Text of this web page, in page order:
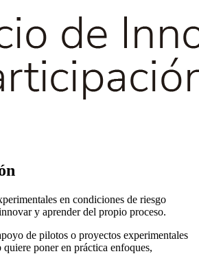
en condiciones de riesgo
y aprender del propio proceso.
de pilotos o proyectos experimentales
poner en práctica enfoques,